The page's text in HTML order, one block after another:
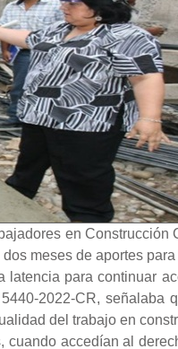
en Construcción
meses de aportes
para continuar
2022-CR, señalaba
del trabajo en
accedían al